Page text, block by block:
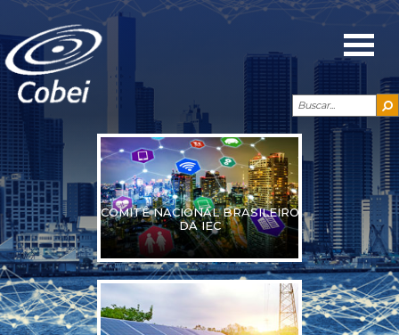
COMITÊ NACIONAL BRASILEIRO
DA IEC